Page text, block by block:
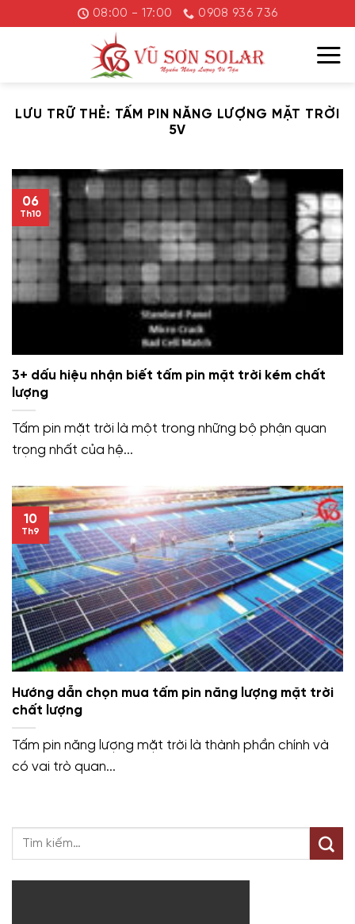
đến
08:00 - 17:00 0908 936 736
LƯU TRỮ THẺ: TẤM PIN NĂNG LƯỢNG MẶT TRỜI
5V
3+ dấu hiệu nhận biết tấm pin mặt trời kém chất
lượng
Tấm pin mặt trời là một trong những bộ phận quan
trọng nhất của hệ...
06
Th10
Hướng dẫn chọn mua tấm pin năng lượng mặt trời
chất lượng
Tấm pin năng lượng mặt trời là thành phần chính và
có vai trò quan...
10
Th9